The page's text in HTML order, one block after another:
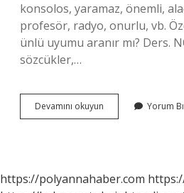
konsolos, yaramaz, önemli,
profesör, radyo, onurlu, vb.
ünlü uyumu aranır mı? Ders.
sözcükler,…
Devamını okuyun
Durumlarda
Yorum
https://polyannahaber.com